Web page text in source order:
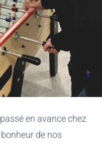
en avance chez
de nos